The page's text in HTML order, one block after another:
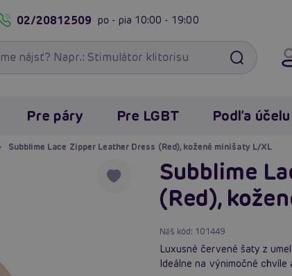
02/20812509 po - pia 10:00 - 19:00
Pre páry Pre LGBT Podľa účelu
Subblime Lace Zipper Leather Dress (Red), kožené minišaty L/XL
Subblime
(Red),
Náš kód: 101449
Luxusné červené šaty z
Ideálne na výnimočné chvíle